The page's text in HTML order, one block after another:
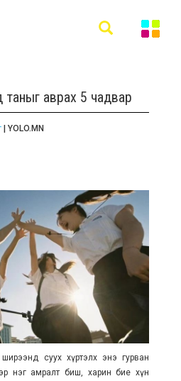
аврах 5 чадвар
| YOLO.MN
ширээнд суух хүртэлх энэ гурван
нэг амралт биш, харин бие хүн